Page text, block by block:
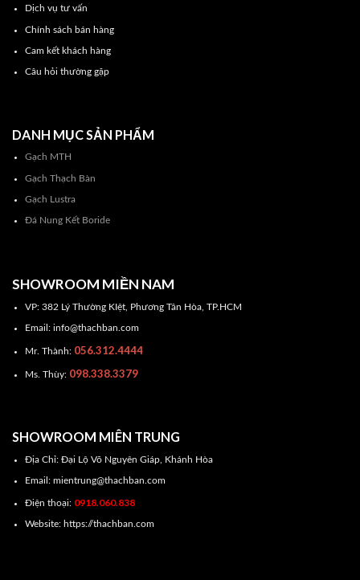
Dịch vụ tư vấn
Chính sách bán hàng
Cam kết khách hàng
Câu hỏi thường gặp
DANH MỤC SẢN PHẨM
Gạch MTH
Gạch Thạch Bàn
Gạch Lustra
Đá Nung Kết Boride
SHOWROOM MIỀN NAM
VP: 382 Lý Thường KIệt, Phương Tân Hòa, TP.HCM
Email: info@thachban.com
Mr. Thành:056.312.4444
Ms. Thùy: 098.338.3379
SHOWROOM MIÊN TRUNG
Địa Chỉ: Đại Lộ Võ Nguyên Giáp, Khánh Hòa
Email: mientrung@thachban.com
Điện thoại: 0918.060.838
Website: https://thachban.com